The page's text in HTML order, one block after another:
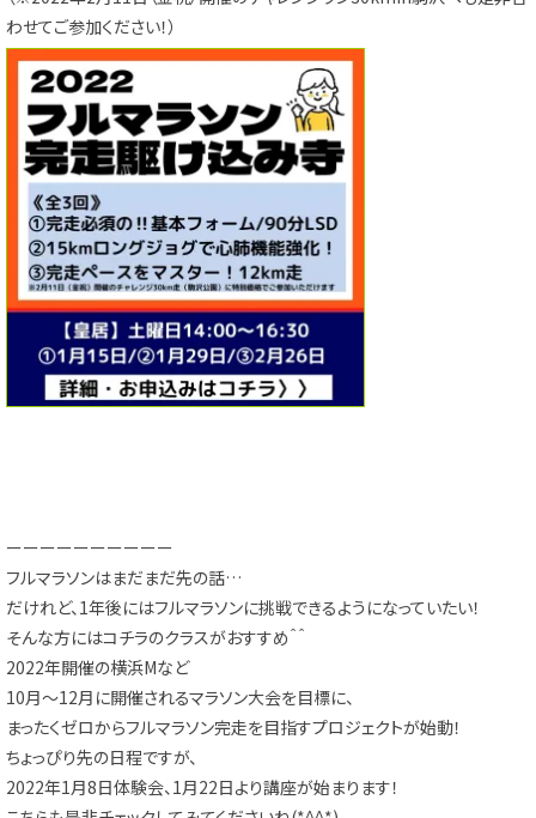
わせてご参加ください！）
ーーーーーーーーーー
フルマラソンはまだまだ先の話…
だけれど、1年後にはフルマラソンに挑戦できるようになっていたい！
そんな方にはコチラのクラスがおすすめ＾＾
2022年開催の横浜Mなど
10月～12月に開催されるマラソン大会を目標に、
まったくゼロからフルマラソン完走を目指すプロジェクトが始動！
ちょっぴり先の日程ですが、
2022年1月8日体験会、1月22日より講座が始まります！